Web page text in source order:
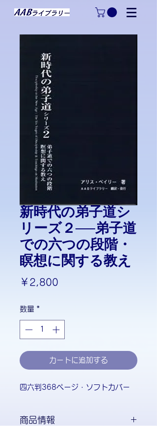
新時代の弟子道シ
リーズ２──弟子道
での六つの段階・
瞑想に関する教え
￥2,800
数量 *
カートに追加する
四六判368ページ・ソフトカバー
商品情報